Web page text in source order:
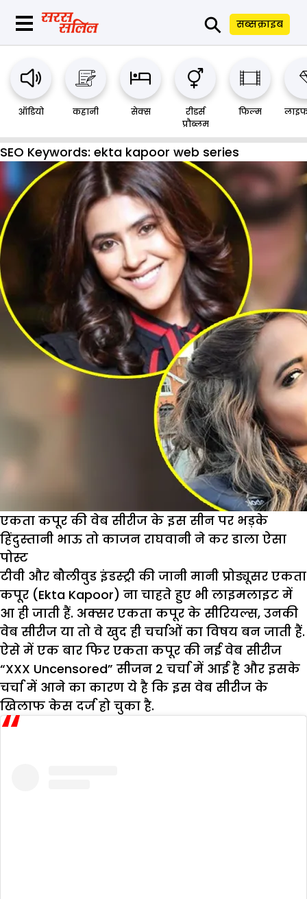
⚲ सब्सक्राइब
ऑडियो कहानी सेक्स
रीडर्स
प्रौब्लम
फिल्म
SEO Keywords: ekta kapoor web series
एकता कपूर की वेब सीरीज के इस सीन पर भड़के
हिंदुस्तानी भाऊ तो काजन राघवानी ने कर डाला ऐसा
पोस्ट
टीवी और बौलीवुड इंडस्ट्री की जानी मानी प्रोड्यूसर एकता
कपूर (Ekta Kapoor) ना चाहते हुए भी लाइमलाइट में
आ ही जाती हैं. अक्सर एकता कपूर के सीरियल्स, उनकी
वेब सीरीज या तो वे खुद ही चर्चाओं का विषय बन जाती हैं.
ऐसे में एक बार फिर एकता कपूर की नई वेब सीरीज
“XXX Uncensored” सीजन 2 चर्चा में आई है और इसके
चर्चा में आने का कारण ये है कि इस वेब सीरीज के
खिलाफ केस दर्ज हो चुका है.